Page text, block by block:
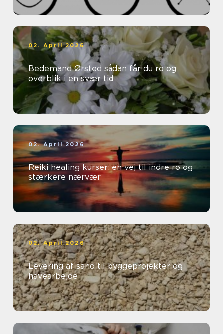
02. April 2026
Bedemand Ørsted sådan får du ro og
overblik i en svær tid
02. April 2026
Reiki healing kurser: en vej til indre ro og
stærkere nærvær
02. April 2026
Levering af sand til byggeprojekter og
havearbejde